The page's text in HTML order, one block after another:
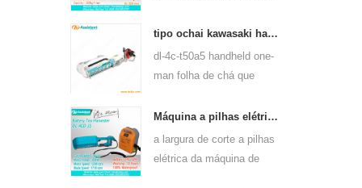
o processamento de chá
preto, deixe fermentar chá
preto melhor.
tipo ochai kawasaki handheld one-man folha de chá que arranca a máquina de colheita 4c-t50a5
dl-4c-t50a5 handheld one-
man folha de chá que
da máquina é 450mm,
500mm, 600mm, use o
motor a gasolina huasheng
Máquina a pilhas elétrica 4cd-35 do chá da folha de chá da largura do corte de 350mm que arranca
a largura de corte a pilhas
elétrica da máquina de